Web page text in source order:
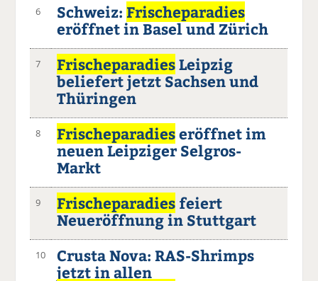
6 Schweiz: Frischeparadies
eröffnet in Basel und Zürich
7 FrischeparadiesLeipzig
beliefert jetzt Sachsen und
Thüringen
8 Frischeparadieseröffnet im
neuen Leipziger Selgros-
Markt
9 Frischeparadies feiert
Neueröffnung in Stuttgart
10
Crusta Nova: RAS-Shrimps
jetzt in allen